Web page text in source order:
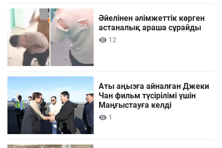
Әйелінен әлімжеттік көрген
астаналық араша сұрайды
12
Аты аңызға айналған Джеки
Чан фильм түсірілімі үшін
Маңғыстауға келді
1